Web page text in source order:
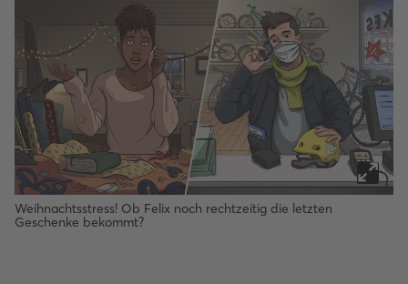
Weihnachtsstress! Ob Felix noch rechtzeitig die letzten
Geschenke bekommt?